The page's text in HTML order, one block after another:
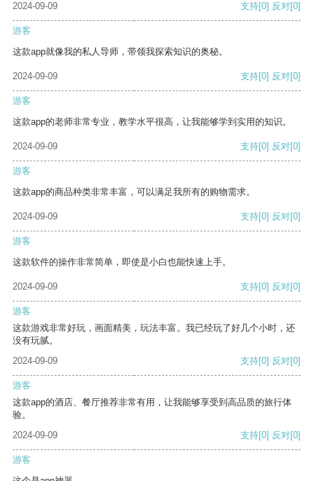
2024-09-09 支持[0] 反对[0]
游客
这款app就像我的私人导师，带领我探索知识的奥秘。
2024-09-09 支持[0] 反对[0]
游客
这款app的老师非常专业，教学水平很高，让我能够学到实用的知识。
2024-09-09 支持[0] 反对[0]
游客
这款app的商品种类非常丰富，可以满足我所有的购物需求。
2024-09-09 支持[0] 反对[0]
游客
这款软件的操作非常简单，即使是小白也能快速上手。
2024-09-09 支持[0] 反对[0]
游客
这款游戏非常好玩，画面精美，玩法丰富。我已经玩了好几个小时，还
没有玩腻。
2024-09-09
支持[0] 反对[0]
游客
这款app的酒店、餐厅推荐非常有用，让我能够享受到高品质的旅行体
验。
2024-09-09
支持[0] 反对[0]
游客